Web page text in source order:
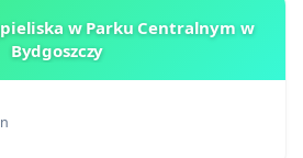
w Parku Centralnym w
Bydgoszczy